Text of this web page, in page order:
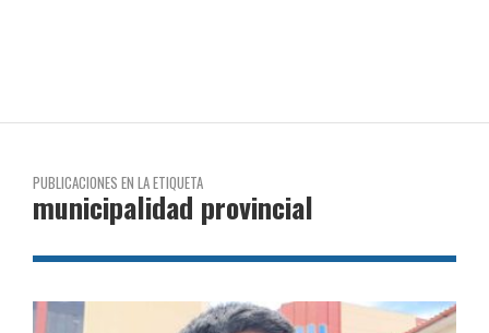
PUBLICACIONES EN LA ETIQUETA
municipalidad provincial